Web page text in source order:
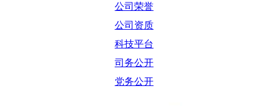
公司荣誉
公司资质
科技平台
司务公开
党务公开